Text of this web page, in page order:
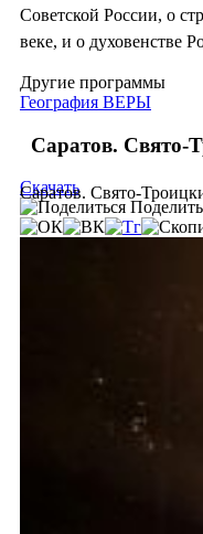
Советской России, о
веке, и о духовенстве
Другие программы
География ВЕРЫ
Саратов. Свято-
Саратов. Свято-
Скачать